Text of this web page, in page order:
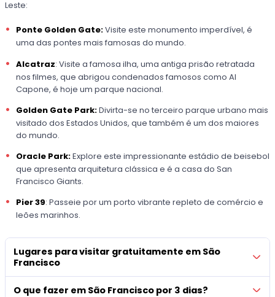
Leste:
Ponte Golden Gate:Visite este monumento imperdível, é
uma das pontes mais famosas do mundo.
Alcatraz: Visite a famosa ilha, uma antiga prisão retratada
nos filmes, que abrigou condenados famosos como Al
Capone, é hoje um parque nacional.
Golden Gate Park:Divirta-se no terceiro parque urbano mais
visitado dos Estados Unidos, que também é um dos maiores
do mundo.
Oracle Park:Explore este impressionante estádio de beisebol
que apresenta arquitetura clássica e é a casa do San
Francisco Giants.
Pier 39: Passeie por um porto vibrante repleto de comércio e
leões marinhos.
Lugares para visitar gratuitamente em São
Francisco
O que fazer em São Francisco por 3 dias?